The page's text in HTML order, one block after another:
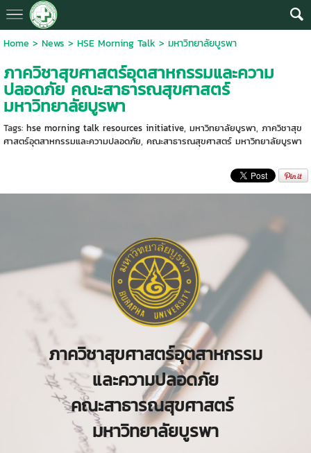
Home > News > HSE Morning Talk > มหาวิทยาลัยบูรพา
ภาควิชาสุขศาสตร์อุตสาหกรรมและความ
ปลอดภัย คณะสาธารณสุขศาสตร์
มหาวิทยาลัยบูรพา
Tags: hse morning talk resources initiative, มหาวิทยาลัยบูรพา, ภาควิชาสุข
ศาสตร์อุตสาหกรรมและความปลอดภัย, คณะสาธารณสุขศาสตร์ มหาวิทยาลัยบูรพา
ภาควิชาสุขศาสตร์อุตสาหกรรม
และความปลอดภัย
คณะสาธารณสุขศาสตร์
มหาวิทยาลัยบูรพา